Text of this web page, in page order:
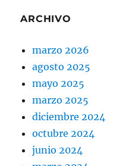
ARCHIVO
marzo 2026
agosto 2025
mayo 2025
marzo 2025
diciembre 2024
octubre 2024
junio 2024